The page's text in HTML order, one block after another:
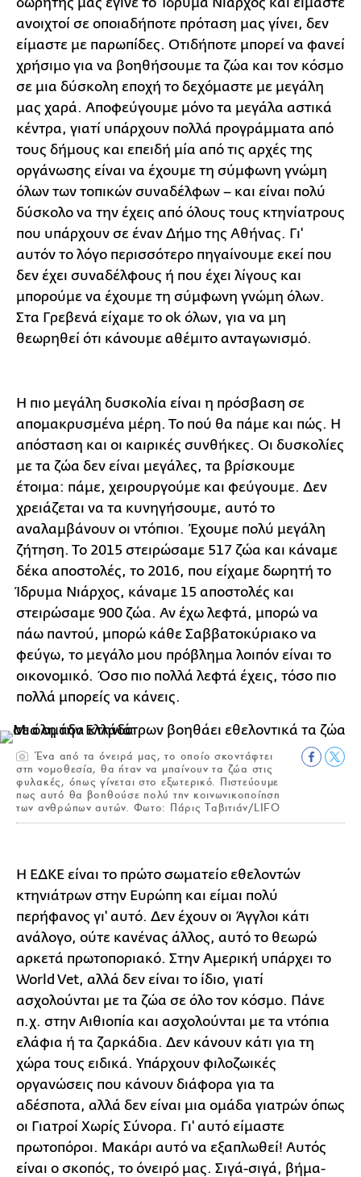
ανοιχτοί σε οποιαδήποτε πρόταση μας γίνει, δεν
είμαστε με παρωπίδες. Οτιδήποτε μπορεί να φανεί
χρήσιμο για να βοηθήσουμε τα ζώα και τον κόσμο
σε μια δύσκολη εποχή το δεχόμαστε με μεγάλη
μας χαρά. Αποφεύγουμε μόνο τα μεγάλα αστικά
κέντρα, γιατί υπάρχουν πολλά προγράμματα από
τους δήμους και επειδή μία από τις αρχές της
οργάνωσης είναι να έχουμε τη σύμφωνη γνώμη
όλων των τοπικών συναδέλφων – και είναι πολύ
δύσκολο να την έχεις από όλους τους κτηνίατρους
που υπάρχουν σε έναν Δήμο της Αθήνας. Γι'
αυτόν το λόγο περισσότερο πηγαίνουμε εκεί που
δεν έχει συναδέλφους ή που έχει λίγους και
μπορούμε να έχουμε τη σύμφωνη γνώμη όλων.
Στα Γρεβενά είχαμε το ok όλων, για να μη
θεωρηθεί ότι κάνουμε αθέμιτο ανταγωνισμό.
Η πιο μεγάλη δυσκολία είναι η πρόσβαση σε
απομακρυσμένα μέρη. Το πού θα πάμε και πώς. Η
απόσταση και οι καιρικές συνθήκες. Οι δυσκολίες
με τα ζώα δεν είναι μεγάλες, τα βρίσκουμε
έτοιμα: πάμε, χειρουργούμε και φεύγουμε. Δεν
χρειάζεται να τα κυνηγήσουμε, αυτό το
αναλαμβάνουν οι ντόπιοι. Έχουμε πολύ μεγάλη
ζήτηση. Το 2015 στειρώσαμε 517 ζώα και κάναμε
δέκα αποστολές, το 2016, που είχαμε δωρητή το
Ίδρυμα Νιάρχος, κάναμε 15 αποστολές και
στειρώσαμε 900 ζώα. Αν έχω λεφτά, μπορώ να
πάω παντού, μπορώ κάθε Σαββατοκύριακο να
φεύγω, το μεγάλο μου πρόβλημα λοιπόν είναι το
οικονομικό. Όσο πιο πολλά λεφτά έχεις, τόσο πιο
πολλά μπορείς να κάνεις.
Ένα από τα όνειρά μας, το οποίο σκοντάφτει
στη νομοθεσία, θα ήταν να μπαίνουν τα ζώα στις
φυλακές, όπως γίνεται στο εξωτερικό. Πιστεύουμε
πως αυτό θα βοηθούσε πολύ την κοινωνικοποίηση
των ανθρώπων αυτών. Φωτο: Πάρις Ταβιτιάν/LIFO
Η ΕΔΚΕ είναι το πρώτο σωματείο εθελοντών
κτηνιάτρων στην Ευρώπη και είμαι πολύ
περήφανος γι' αυτό. Δεν έχουν οι Άγγλοι κάτι
ανάλογο, ούτε κανένας άλλος, αυτό το θεωρώ
αρκετά πρωτοποριακό. Στην Αμερική υπάρχει το
World Vet, αλλά δεν είναι το ίδιο, γιατί
ασχολούνται με τα ζώα σε όλο τον κόσμο. Πάνε
π.χ. στην Αιθιοπία και ασχολούνται με τα ντόπια
ελάφια ή τα ζαρκάδια. Δεν κάνουν κάτι για τη
χώρα τους ειδικά. Υπάρχουν φιλοζωικές
οργανώσεις που κάνουν διάφορα για τα
αδέσποτα, αλλά δεν είναι μια ομάδα γιατρών όπως
οι Γιατροί Χωρίς Σύνορα. Γι' αυτό είμαστε
πρωτοπόροι. Μακάρι αυτό να εξαπλωθεί! Αυτός
είναι ο σκοπός, το όνειρό μας. Σιγά-σιγά, βήμα-